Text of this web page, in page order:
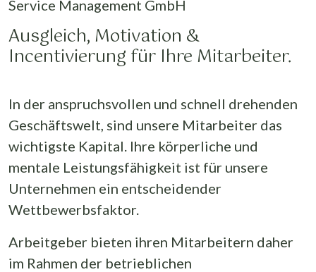
Service Management GmbH
Ausgleich, Motivation &
Incentivierung für Ihre Mitarbeiter.
In der anspruchsvollen und schnell drehenden
Geschäftswelt, sind unsere Mitarbeiter das
wichtigste Kapital. Ihre körperliche und
mentale Leistungsfähigkeit ist für unsere
Unternehmen ein entscheidender
Wettbewerbsfaktor.
Arbeitgeber bieten ihren Mitarbeitern daher
im Rahmen der betrieblichen